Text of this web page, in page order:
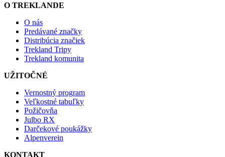
O TREKLANDE
O nás
Predávané značky
Distribúcia značiek
Trekland Tripy
Trekland komunita
UŽITOČNÉ
Vernostný program
Veľkostné tabuľky
Požičovňa
Julbo RX
Darčekové poukážky
Alpenverein
KONTAKT